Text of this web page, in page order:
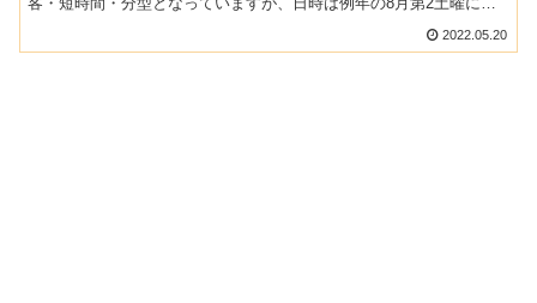
2022.05.20